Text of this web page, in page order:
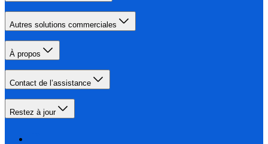
Autres solutions commerciales
À propos
Contact de l’assistance
Restez à jour